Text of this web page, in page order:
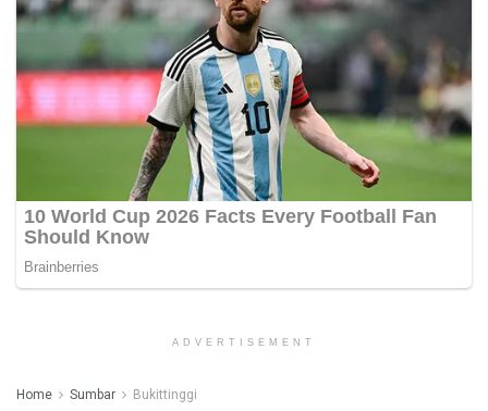
ADVERTISEMENT
Home Sumbar Bukittinggi